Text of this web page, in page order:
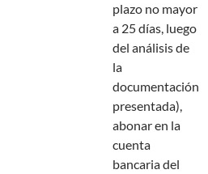
plazo no mayor
a 25 días, luego
del análisis de
la
documentación
presentada),
abonar en la
cuenta
bancaria del